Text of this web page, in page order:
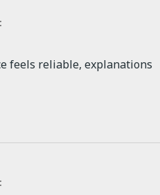
feels reliable, explanations